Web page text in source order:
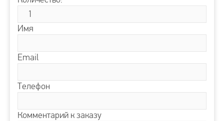
Имя
Email
Телефон
Комментарий к заказу